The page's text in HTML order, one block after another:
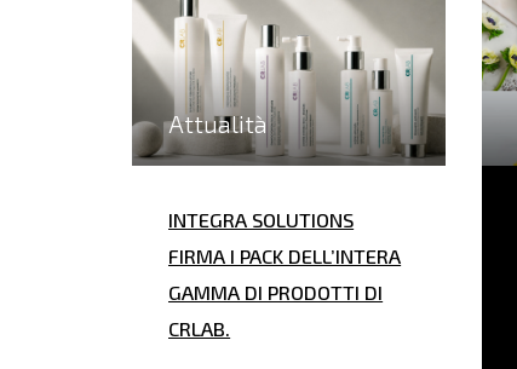
Attualità
INTEGRA SOLUTIONS
FIRMA I PACK DELL’INTERA
GAMMA DI PRODOTTI DI
CRLAB.